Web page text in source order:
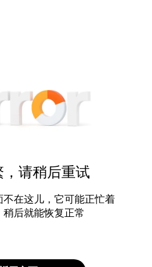
，请稍后重试
在这儿，它可能正忙着
稍后就能恢复正常